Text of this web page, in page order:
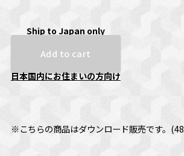
Ship to Japan only
Add to cart
日本国内にお住まいの方向け
※こちらの商品はダウンロード販売です。